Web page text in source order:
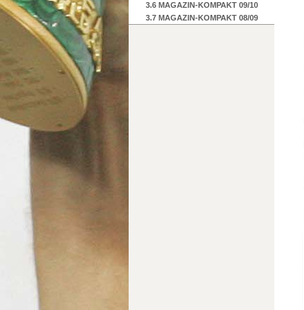
3.6 MAGAZIN-KOMPAKT 09/10
3.7 MAGAZIN-KOMPAKT 08/09